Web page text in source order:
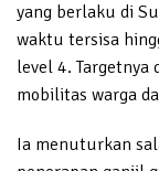
yang berlaku di
waktu tersisa
level 4. Targetnya
mobilitas warga
Ia menuturkan